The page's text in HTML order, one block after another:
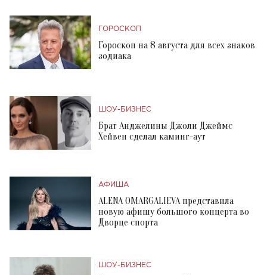
ГОРОСКОП
Гороскоп на 8 августа для всех знаков
зодиака
ШОУ-БИЗНЕС
Брат Анджелины Джоли Джеймс
Хейвен сделал каминг-аут
АФИША
ALENA OMARGALIEVA представила
новую афишу большого концерта во
Дворце спорта
ШОУ-БИЗНЕС